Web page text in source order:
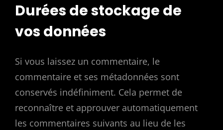
Durées de stockage de
vos données
Si vous laissez un commentaire, le
commentaire et ses métadonnées sont
conservés indéfiniment. Cela permet de
reconnaître et approuver automatiquement
les commentaires suivants au lieu de les